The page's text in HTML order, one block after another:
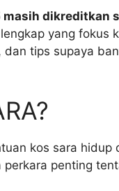
masih dikreditkan
yang fokus
dan tips supaya
kos sara hidup
penting